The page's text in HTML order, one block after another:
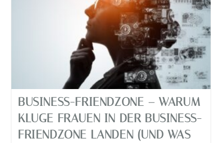
BUSINESS-FRIENDZONE – WARUM
KLUGE FRAUEN IN DER BUSINESS-
FRIENDZONE LANDEN (UND WAS